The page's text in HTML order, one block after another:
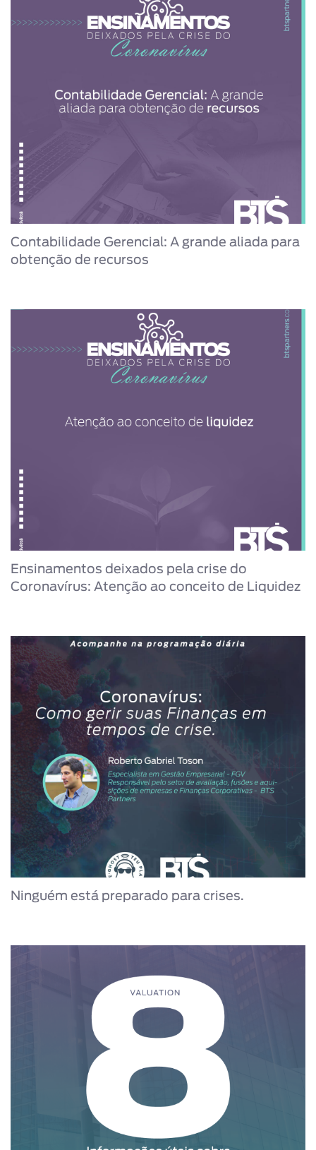
Contabilidade Gerencial: A grande aliada para
obtenção de recursos
Ensinamentos deixados pela crise do
Coronavírus: Atenção ao conceito de Liquidez
Ninguém está preparado para crises.